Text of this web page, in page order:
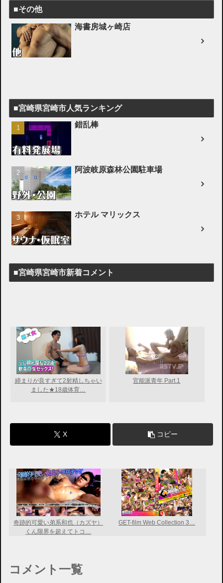
■その他
海書房城ヶ崎店
■宮崎県宮崎市人気ランキング
錯乱棒
阿波岐原森林公園駐車場
ホテル マリックス
■宮崎県宮崎市新着コメント
締まりが良すぎて2射精しちゃい
ました★18歳体育…
官能派青年 Part.1
X コピー
奇跡的可愛い弟系和也（カズヤ）
くん限界を超えてトコ…
GET-film Web Collection 3…
コメント一覧